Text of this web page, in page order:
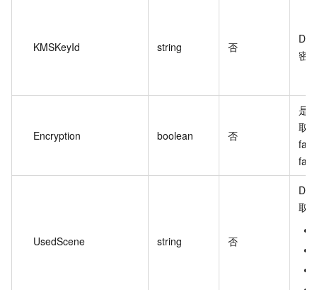
KMSKeyId string 否
密
Encryption boolean 否
是
取
UsedScene string 否
取